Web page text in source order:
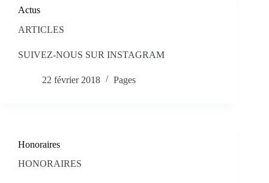
Actus
ARTICLES
SUIVEZ-NOUS SUR INSTAGRAM
22 février 2018 Pages
Honoraires
HONORAIRES